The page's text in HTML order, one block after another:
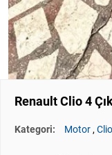
Renault Clio 4
Kategori: Motor,Clio